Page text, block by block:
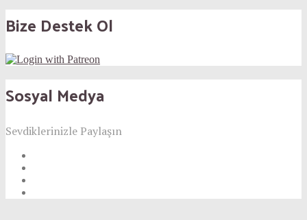
Bize Destek Ol
Sosyal Medya
Sevdiklerinizle Paylaşın